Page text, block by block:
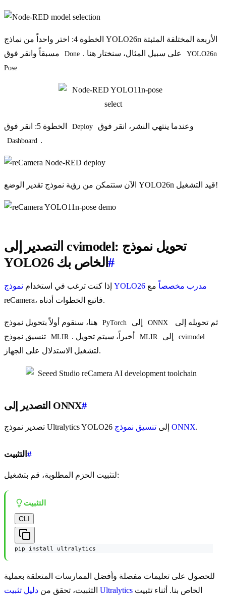
الخطوة 4: اختر واحداً من نماذج YOLO26n الأربعة المختلفة المثبتة
Done
YOLO26n
Pose
Deploy وعندما ينتهي النشر، انقر فوق
Dashboard .
الآن ستتمكن من رؤية نموذج تقدير الوضع YOLO26n قيد التشغيل!
التصدير إلى cvimodel: تحويل نموذج
YOLO26 الخاص بك#
إذا كنت ترغب في استخدام نموذج YOLO26 مدرب مخصصاً مع
reCamera، فاتبع الخطوات أدناه.
PyTorch ONNX
MLIR MLIR cvimodel
لتشغيل الاستدلال على الجهاز.
التصدير إلى ONNX#
تصدير نموذج Ultralytics YOLO26 إلى تنسيق نموذج ONNX.
التثبيت #
لتثبيت الحزم المطلوبة، قم بتشغيل:
التثبيت
CLI
pip install ultralytics
للحصول على تعليمات مفصلة وأفضل الممارسات المتعلقة بعملية
التثبيت، تحقق من دليل تثبيت Ultralytics